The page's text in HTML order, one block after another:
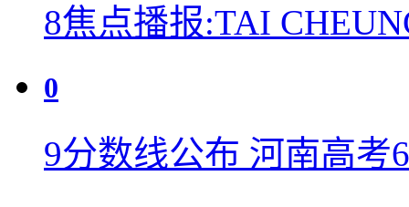
8焦点播报:TAI
0
9分数线公布 河南高考